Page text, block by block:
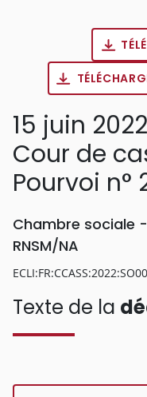
15 juin 2022
Cour de
Pourvoi n°
Chambre sociale
RNSM/NA
Texte de la